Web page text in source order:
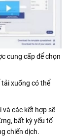
cung cấp để chọn
tải xuống có thể
và các kết hợp sẽ
bất kỳ yếu tố
chiến dịch.